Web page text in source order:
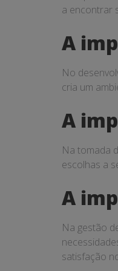
a encontrar
A
No
cria um
A
Na tomada
escolhas a
A
Na gestão
satisfação